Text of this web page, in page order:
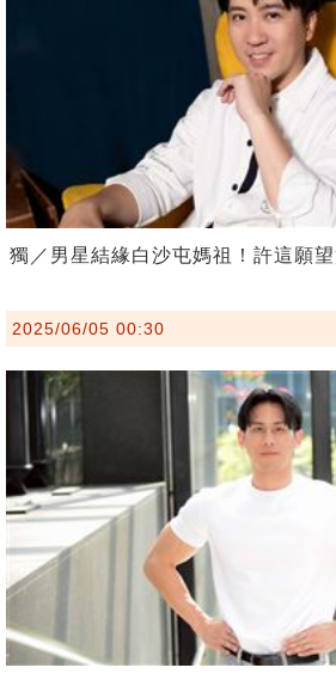
獨／男星結緣白沙屯媽祖！許這願
2025/06/05 00:30